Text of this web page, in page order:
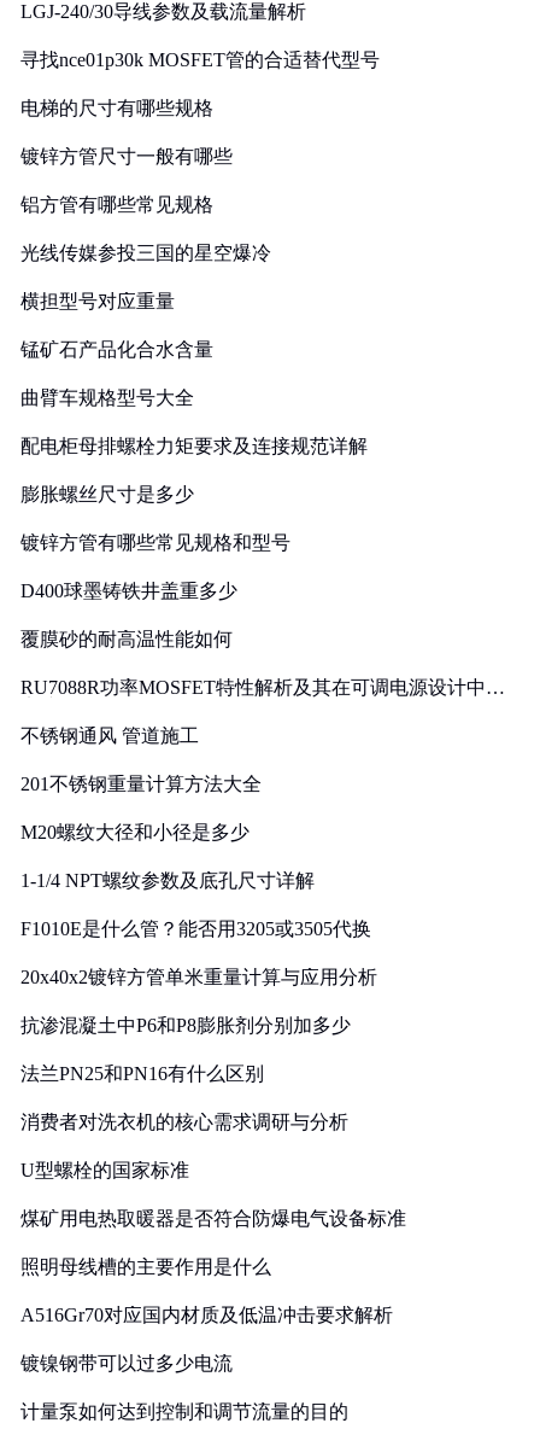
LGJ-240/30导线参数及载流量解析
寻找nce01p30k MOSFET管的合适替代型号
电梯的尺寸有哪些规格
镀锌方管尺寸一般有哪些
铝方管有哪些常见规格
光线传媒参投三国的星空爆冷
横担型号对应重量
锰矿石产品化合水含量
曲臂车规格型号大全
配电柜母排螺栓力矩要求及连接规范详解
膨胀螺丝尺寸是多少
镀锌方管有哪些常见规格和型号
D400球墨铸铁井盖重多少
覆膜砂的耐高温性能如何
RU7088R功率MOSFET特性解析及其在可调电源设计中的
不锈钢通风 管道施工
201不锈钢重量计算方法大全
M20螺纹大径和小径是多少
1-1/4 NPT螺纹参数及底孔尺寸详解
F1010E是什么管？能否用3205或3505代换
20x40x2镀锌方管单米重量计算与应用分析
抗渗混凝土中P6和P8膨胀剂分别加多少
法兰PN25和PN16有什么区别
消费者对洗衣机的核心需求调研与分析
U型螺栓的国家标准
煤矿用电热取暖器是否符合防爆电气设备标准
照明母线槽的主要作用是什么
A516Gr70对应国内材质及低温冲击要求解析
镀镍钢带可以过多少电流
计量泵如何达到控制和调节流量的目的